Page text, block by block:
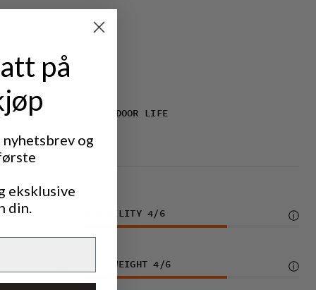
TREKKING OUTDOOR LIFE
DURABILITY 4/6
LIGHTWEIGHT 4 /6
på
og
eksklusive
din.